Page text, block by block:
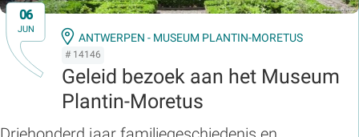
06
JUN
ANTWERPEN - MUSEUM PLANTIN-MORETUS
# 14146
Geleid bezoek aan het Museum
Plantin-Moretus